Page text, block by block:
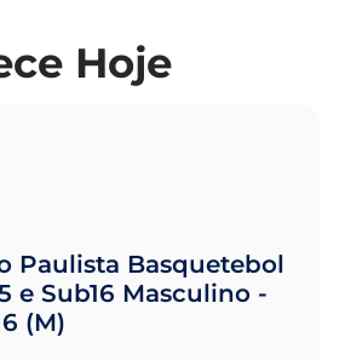
Hoje
Paulista Basquetebol
e Sub16 Masculino -
(M)